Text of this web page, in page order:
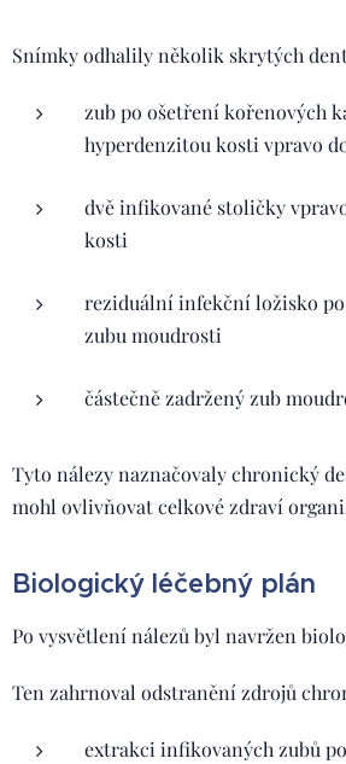
Snímky odhalily několik skrytých
zub po ošetření kořenových
hyperdenzitou kosti vpravo
dvě infikované stoličky
kosti
reziduální infekční ložisko
zubu moudrosti
částečně zadržený zub
Tyto nálezy naznačovaly chronický
mohl ovlivňovat celkové zdraví
Biologický léčebný plán
Po vysvětlení nálezů byl navržen
Ten zahrnoval odstranění zdrojů
extrakci infikovaných zubů